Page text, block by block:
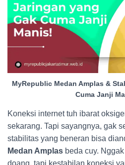
MyRepublic Medan Amplas &
Cuma Janji
Koneksi internet tuh ibarat
sekarang. Tapi sayangnya, gak
stabilitas yang beneran bisa
Medan Amplas beda cuy.
doang, tapi kestabilan koneksi